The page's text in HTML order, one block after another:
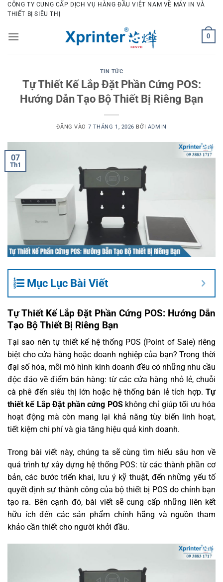
Bỏ
qua
dung
CÔNG TY CUNG CẤP DỊCH VỤ HÀNG ĐẦU VIỆT NAM VỀ MÁY IN VÀ
THIẾT BỊ SIÊU THỊ
0
TIN TỨC
Tự Thiết Kế Lắp Đặt Phần Cứng POS:
Hướng Dẫn Tạo Bộ Thiết Bị Riêng Bạn
ĐĂNG VÀO 7 THÁNG 1, 2026 BỞI ADMIN
07
Th1
Mục Lục Bài Viết
Tự Thiết Kế Lắp Đặt Phần Cứng POS: Hướng Dẫn
Tạo Bộ Thiết Bị Riêng Bạn
️Tại sao nên tự thiết kế hệ thống POS (Point of Sale) riêng
biệt cho cửa hàng hoặc doanh nghiệp của bạn? Trong thời
đại số hóa, mỗi mô hình kinh doanh đều có những nhu cầu
độc đáo về điểm bán hàng: từ các cửa hàng nhỏ lẻ, chuỗi
cà phê đến siêu thị lớn hoặc hệ thống bán lẻ tích hợp. Tự
thiết kế Lắp Đặt phần cứng POSkhông chỉ giúp tối ưu hóa
hoạt động mà còn mang lại khả năng tùy biến linh hoạt,
tiết kiệm chi phí và gia tăng hiệu quả kinh doanh.
Trong bài viết này, chúng ta sẽ cùng tìm hiểu sâu hơn về
quá trình tự xây dựng hệ thống POS: từ các thành phần cơ
bản, các bước triển khai, lưu ý kỹ thuật, đến những yếu tố
quyết định sự thành công của bộ thiết bị POS do chính bạn
tạo ra. Bên cạnh đó, bài viết sẽ cung cấp những liên kết
hữu ích đến các sản phẩm chính hãng và nguồn tham
khảo cần thiết cho người khởi đầu.